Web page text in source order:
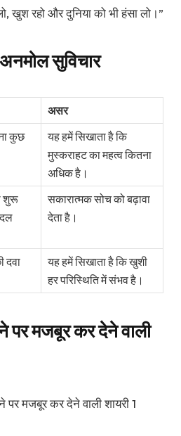
खुश रहो और दुनिया को भी हंसा लो।”
सुविचार
असर
कुछ
यह हमें सिखाता है कि
मुस्कराहट का महत्व कितना
अधिक है।
शुरू
सकारात्मक सोच को बढ़ावा
देता है।
दवा
यह हमें सिखाता है कि खुशी
हर परिस्थिति में संभव है।
पर मजबूर कर देने वाली